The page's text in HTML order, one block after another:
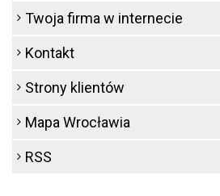
Twoja firma w internecie
Kontakt
Strony klientów
Mapa Wrocławia
RSS